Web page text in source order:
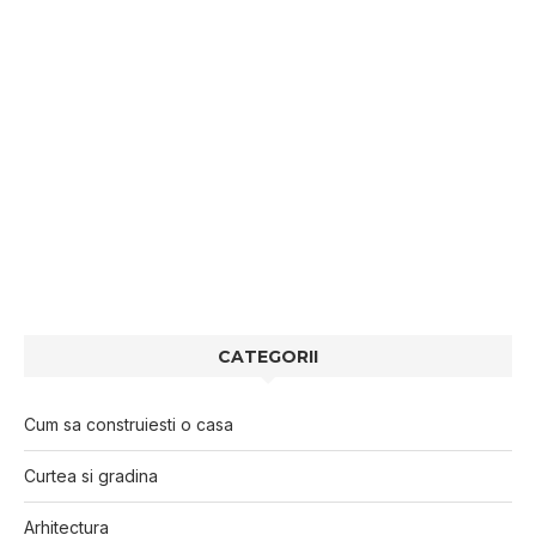
CATEGORII
Cum sa construiesti o casa
Curtea si gradina
Arhitectura